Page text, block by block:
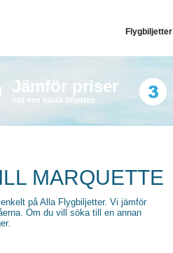
Flygbiljetter
Jämför priser
välj den bästa biljetten
MARQUETTE
på Alla Flygbiljetter. Vi jämför
Om du vill söka till en annan